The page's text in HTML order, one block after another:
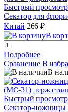
Быстрый просмотр
Секатор для
Китай 266 ₽
В
Подробнее
Сравнение В
В
Быстрый просмотр
Секатор-ножницы